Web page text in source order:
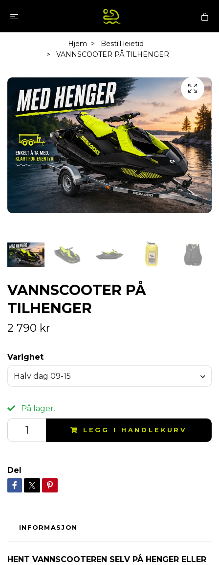
Hjem
Bestill leietid
VANNSCOOTER PÅ TILHENGER
VANNSCOOTER PÅ
TILHENGER
2 790 kr
Varighet
Halv dag 09-15
På lager.
LEGG I HANDLEKURV
Del
INFORMASJON
HENT VANNSCOOTEREN SELV PÅ HENGER ELLER